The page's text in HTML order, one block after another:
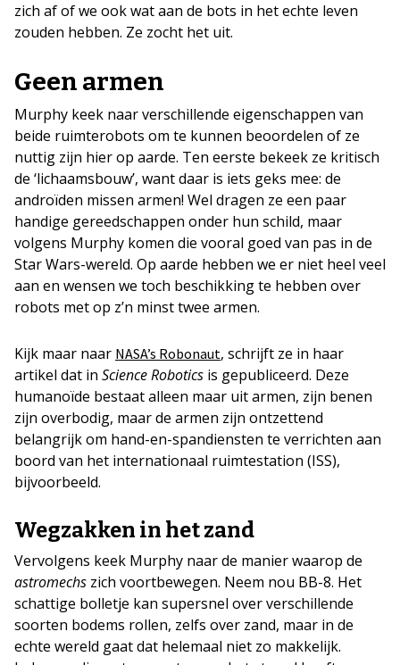
zich af of we ook wat aan de bots in het echte leven
zouden hebben. Ze zocht het uit.
Geen armen
Murphy keek naar verschillende eigenschappen van
beide ruimterobots om te kunnen beoordelen of ze
nuttig zijn hier op aarde. Ten eerste bekeek ze kritisch
de ‘lichaamsbouw’, want daar is iets geks mee: de
androïden missen armen! Wel dragen ze een paar
handige gereedschappen onder hun schild, maar
volgens Murphy komen die vooral goed van pas in de
Star Wars-wereld. Op aarde hebben we er niet heel veel
aan en wensen we toch beschikking te hebben over
robots met op z’n minst twee armen.
Kijk maar naar NASA’s Robonaut, schrijft ze in haar
artikel dat in Science Robotics is gepubliceerd. Deze
humanoïde bestaat alleen maar uit armen, zijn benen
zijn overbodig, maar de armen zijn ontzettend
belangrijk om hand-en-spandiensten te verrichten aan
boord van het internationaal ruimtestation (ISS),
bijvoorbeeld.
Wegzakken in het zand
Vervolgens keek Murphy naar de manier waarop de
astromechs zich voortbewegen. Neem nou BB-8. Het
schattige bolletje kan supersnel over verschillende
soorten bodems rollen, zelfs over zand, maar in de
echte wereld gaat dat helemaal niet zo makkelijk.